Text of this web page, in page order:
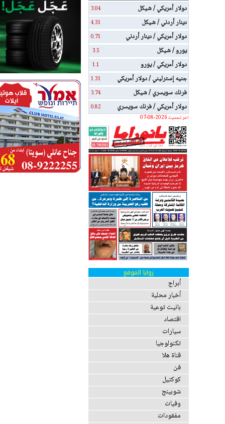
دولار أمريكي / شيكل
3.04
دينار أردني / شيكل 4.31
دولار أمريكي / دينار أردني 0.71
يورو / شيكل 3.5
دولار أمريكي / يورو 1.1
جنيه إسترليني / دولار أمريكي 1.31
فرنك سويسري / شيكل 3.74
دولار أمريكي / فرنك سويسري
0.82
اخر تحديث 2026-08-07
زوايا الموقع
أبراج
أخبار محلية
بانيت توعية
اقتصاد
سيارات
تكنولوجيا
قناة هلا
فن
كوكتيل
شوبينج
وفيات
مفقودات